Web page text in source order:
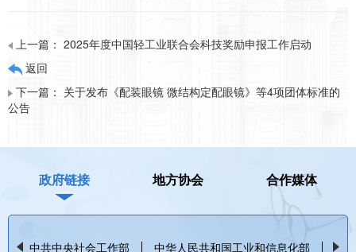
上一篇： 2025年度中国轻工业联合会科技奖励申报工作启动
返回
下一篇： 关于发布《配装眼镜 微结构定配眼镜》等4项团体标准的
公告
政府链接 地方协会 合作媒体
中共中央社会工作部 中华人民共和国工业和信息化部 中